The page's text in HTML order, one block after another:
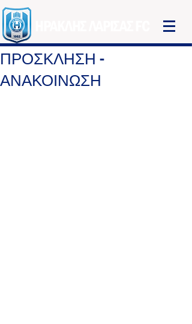
ΠΡΟΣΚΛΗΣΗ –
ΑΝΑΚΟΙΝΩΣΗ